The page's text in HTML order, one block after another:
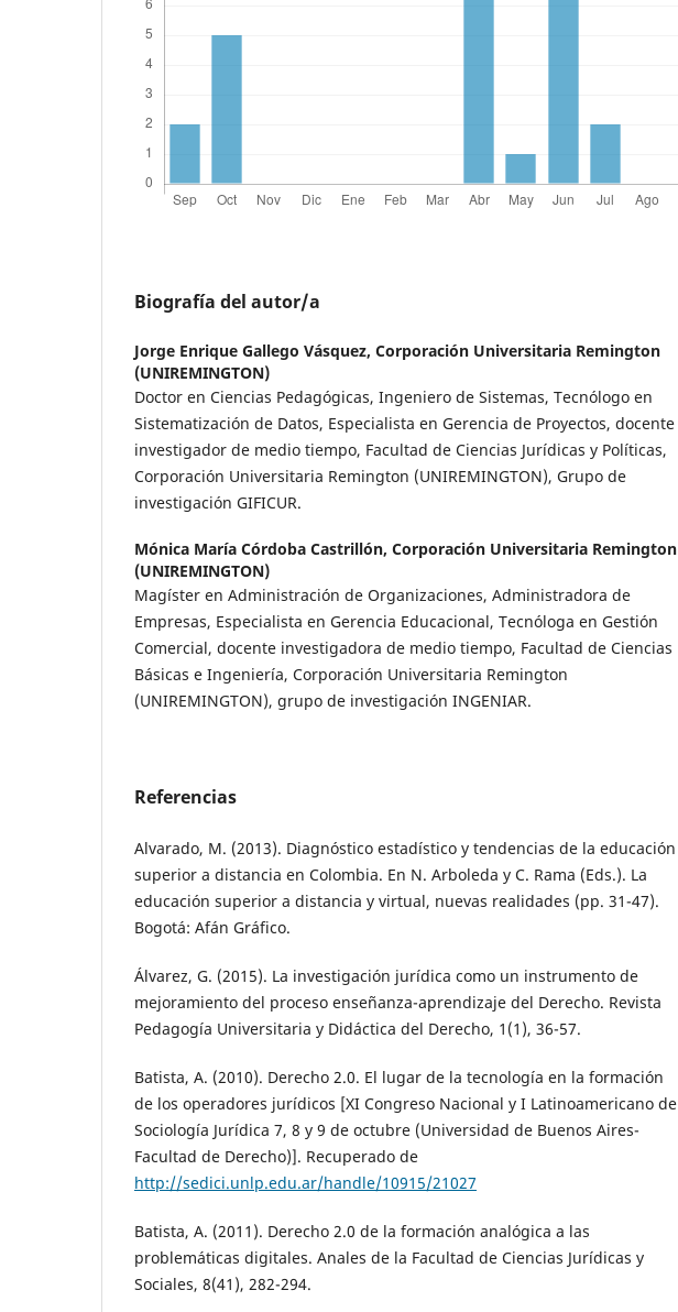
Biografía del autor/a
Jorge Enrique Gallego Vásquez, Corporación Universitaria Remington
(UNIREMINGTON)
Doctor en Ciencias Pedagógicas, Ingeniero de Sistemas, Tecnólogo en
Sistematización de Datos, Especialista en Gerencia de Proyectos, docente
investigador de medio tiempo, Facultad de Ciencias Jurídicas y Políticas,
Corporación Universitaria Remington (UNIREMINGTON), Grupo de
investigación GIFICUR.
Mónica María Córdoba Castrillón, Corporación Universitaria Remington
(UNIREMINGTON)
Magíster en Administración de Organizaciones, Administradora de
Empresas, Especialista en Gerencia Educacional, Tecnóloga en Gestión
Comercial, docente investigadora de medio tiempo, Facultad de Ciencias
Básicas e Ingeniería, Corporación Universitaria Remington
(UNIREMINGTON), grupo de investigación INGENIAR.
Referencias
Alvarado, M. (2013). Diagnóstico estadístico y tendencias de la educación
superior a distancia en Colombia. En N. Arboleda y C. Rama (Eds.). La
educación superior a distancia y virtual, nuevas realidades (pp. 31-47).
Bogotá: Afán Gráfico.
Álvarez, G. (2015). La investigación jurídica como un instrumento de
mejoramiento del proceso enseñanza-aprendizaje del Derecho. Revista
Pedagogía Universitaria y Didáctica del Derecho, 1(1), 36-57.
Batista, A. (2010). Derecho 2.0. El lugar de la tecnología en la formación
de los operadores jurídicos [XI Congreso Nacional y I Latinoamericano de
Sociología Jurídica 7, 8 y 9 de octubre (Universidad de Buenos Aires-
Facultad de Derecho)]. Recuperado de
http://sedici.unlp.edu.ar/handle/10915/21027
Batista, A. (2011). Derecho 2.0 de la formación analógica a las
problemáticas digitales. Anales de la Facultad de Ciencias Jurídicas y
Sociales, 8(41), 282-294.